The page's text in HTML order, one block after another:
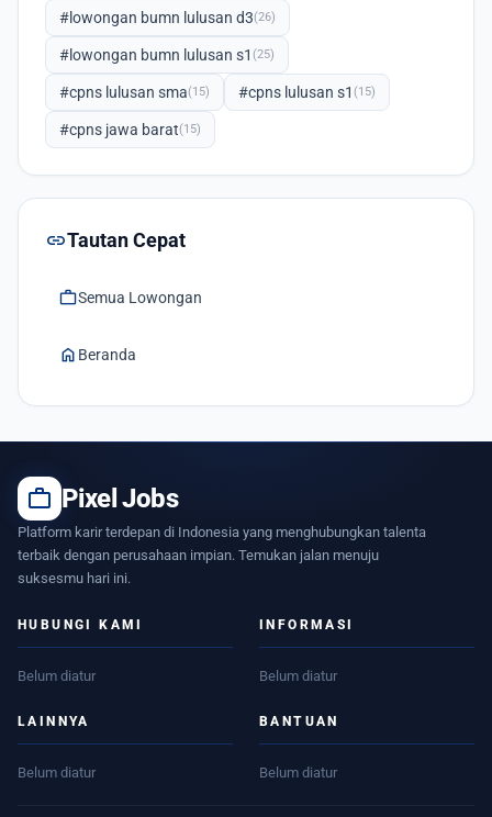
#lowongan bumn lulusan d3(26)
#lowongan bumn lulusan s1 (25)
#cpns lulusan sma(15) #cpns lulusan s1 (15)
#cpns jawa barat(15)
linkTautan Cepat
workSemua Lowongan
home Beranda
work Pixel Jobs
Platform karir terdepan di Indonesia yang menghubungkan talenta
terbaik dengan perusahaan impian. Temukan jalan menuju
suksesmu hari ini.
HUBUNGI KAMI
Belum diatur
INFORMASI
Belum diatur
LAINNYA
Belum diatur
BANTUAN
Belum diatur